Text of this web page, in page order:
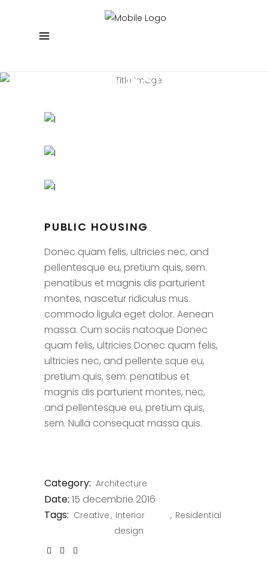
PUBLIC HOUSING
PUBLIC HOUSING
Donec quam felis, ultricies nec, and
pellentesque eu, pretium quis, sem.
penatibus et magnis dis parturient
montes, nascetur ridiculus mus.
commodo ligula eget dolor. Aenean
massa. Cum sociis natoque Donec
quam felis, ultricies Donec quam felis,
ultricies nec, and pellente sque eu,
pretium quis, sem. penatibus et
magnis dis parturient montes, nec,
and pellentesque eu, pretium quis,
sem. Nulla consequat massa quis.
Category: Architecture
Date: 15 decembrie 2016
Tags: Creative Interior
design
Residential